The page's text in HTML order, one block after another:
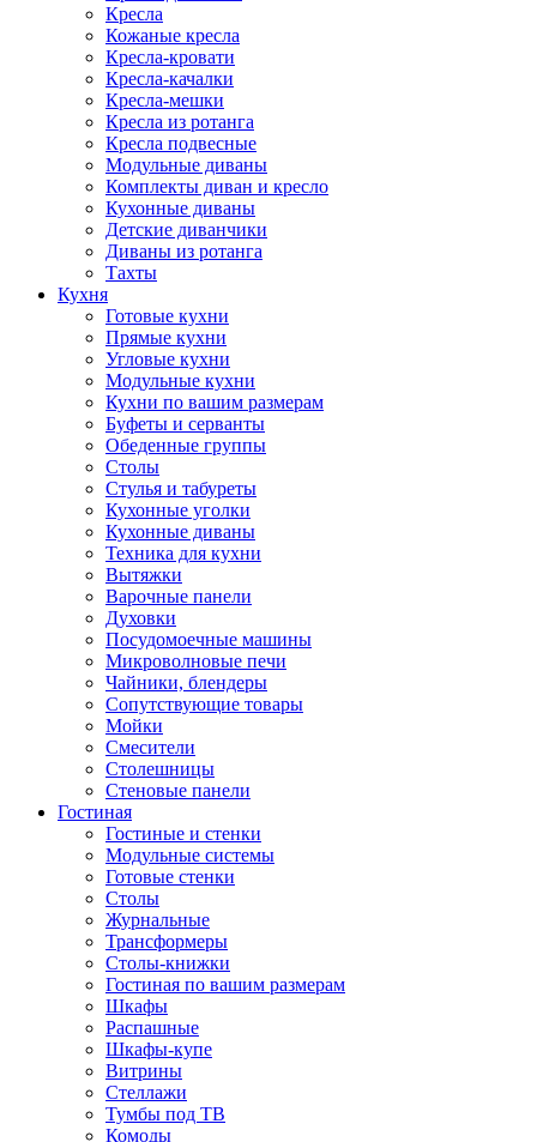
Кресла
Кожаные кресла
Кресла-кровати
Кресла-качалки
Кресла-мешки
Кресла из ротанга
Кресла подвесные
Модульные диваны
Комплекты диван и кресло
Кухонные диваны
Детские диванчики
Диваны из ротанга
Тахты
Кухня
Готовые кухни
Прямые кухни
Угловые кухни
Модульные кухни
Кухни по вашим размерам
Буфеты и серванты
Обеденные группы
Столы
Стулья и табуреты
Кухонные уголки
Кухонные диваны
Техника для кухни
Вытяжки
Варочные панели
Духовки
Посудомоечные машины
Микроволновые печи
Чайники, блендеры
Сопутствующие товары
Мойки
Смесители
Столешницы
Стеновые панели
Гостиная
Гостиные и стенки
Модульные системы
Готовые стенки
Столы
Журнальные
Трансформеры
Столы-книжки
Гостиная по вашим размерам
Шкафы
Распашные
Шкафы-купе
Витрины
Стеллажи
Тумбы под ТВ
Комоды